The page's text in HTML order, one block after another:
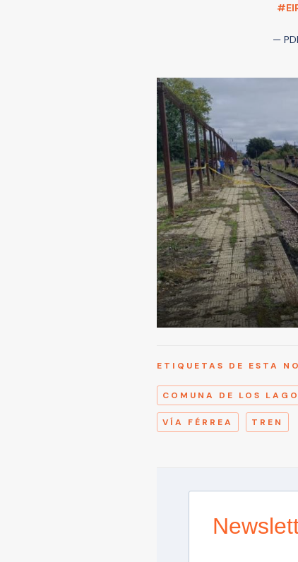
—
ETIQUETAS DE ESTA
COMUNA DE LOS
VÍA FÉRREA TREN